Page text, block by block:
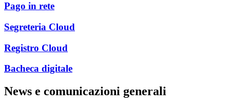
Pago in rete
Segreteria Cloud
Registro Cloud
Bacheca digitale
News e comunicazioni generali